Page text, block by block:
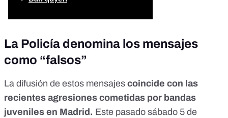
La Policía denomina los mensajes
como “falsos”
La difusión de estos mensajes coincide con las
recientes agresiones cometidas por bandas
juveniles en Madrid. Este pasado sábado 5 de